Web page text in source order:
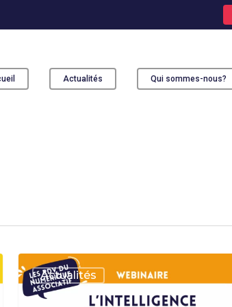
fermer
Actualités Qui sommes-nous?
L’intelligence
artificielle
Actualités